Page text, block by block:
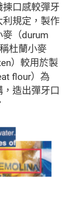
口感較彈牙
規定，製作
（durum
杜蘭小麥
）較用於製
flour）為
造出彈牙口